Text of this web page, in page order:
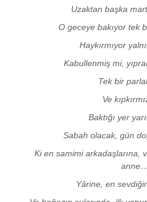
Uzaktan başka
O geceye bakıyor tek
Haykırmıyor
Kabullenmiş mi,
Tek bir
Ve
Baktığı yer
Sabah olacak, gün
Ki en samimi arkadaşlarına,
anne…
Yârine, en